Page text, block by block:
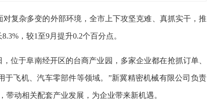
复杂多变的外部环境，全市上下攻坚克难、真抓实干，推
，较1至9月提升0.2个百分点。
位于阜南经开区的台商产业园，多家企业都在抢抓订单、
飞机、汽车零部件等领域。”新冀精密机械有限公司负责
动相关配套产业发展，为企业带来新机遇。